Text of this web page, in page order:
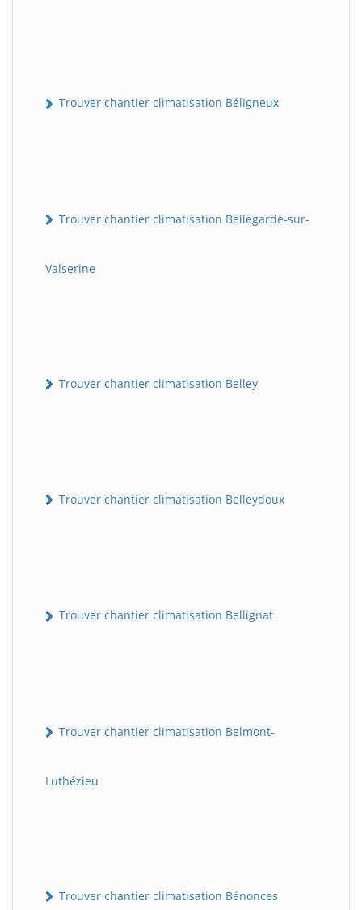
Trouver chantier climatisation Béligneux
Trouver chantier climatisation Bellegarde-sur-
Valserine
Trouver chantier climatisation Belley
Trouver chantier climatisation Belleydoux
Trouver chantier climatisation Bellignat
Trouver chantier climatisation Belmont-
Luthézieu
Trouver chantier climatisation Bénonces